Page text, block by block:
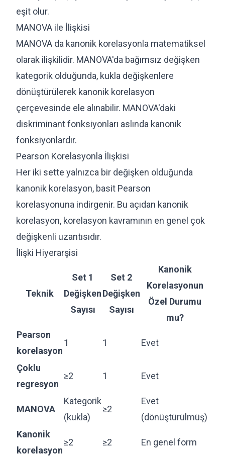
eşit olur.
MANOVA ile İlişkisi
MANOVA da kanonik korelasyonla matematiksel
olarak ilişkilidir. MANOVA'da bağımsız değişken
kategorik olduğunda, kukla değişkenlere
dönüştürülerek kanonik korelasyon
çerçevesinde ele alınabilir. MANOVA'daki
diskriminant fonksiyonları aslında kanonik
fonksiyonlardır.
Pearson Korelasyonla İlişkisi
Her iki sette yalnızca bir değişken olduğunda
kanonik korelasyon, basit Pearson
korelasyonuna indirgenir. Bu açıdan kanonik
korelasyon, korelasyon kavramının en genel çok
değişkenli uzantısıdır.
İlişki Hiyerarşisi
Teknik
Set 1
Değişken
Sayısı
Set 2
Değişken
Sayısı
Kanonik
Korelasyonun
Özel Durumu
mu?
Pearson
korelasyon
1 1 Evet
Çoklu
regresyon
≥2 1 Evet
MANOVA
Kategorik
(kukla)
≥2
Evet
(dönüştürülmüş)
Kanonik
korelasyon
≥2 ≥2 En genel form